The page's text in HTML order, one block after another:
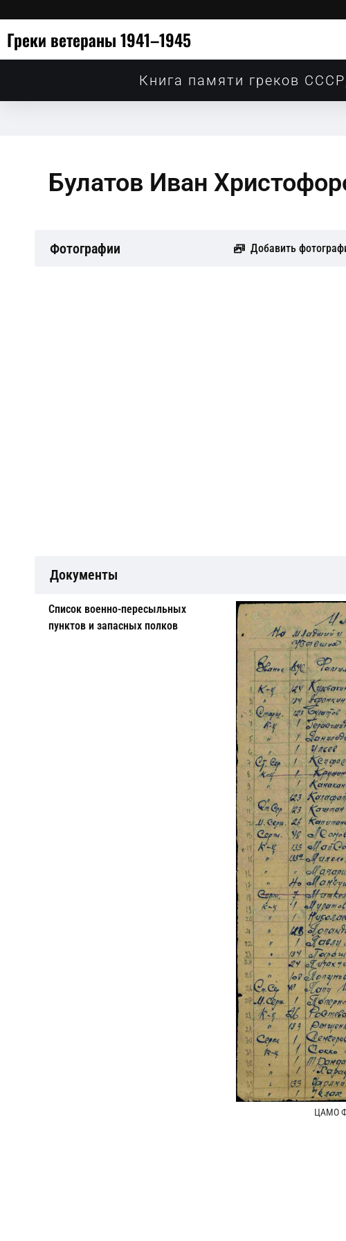
Греки ветераны 1941–1945
Книга памяти греков
Булатов Иван
Фотографии Добавить
Документы
Cписок военно-пересыльных
пунктов и запасных полков
ЦАМО